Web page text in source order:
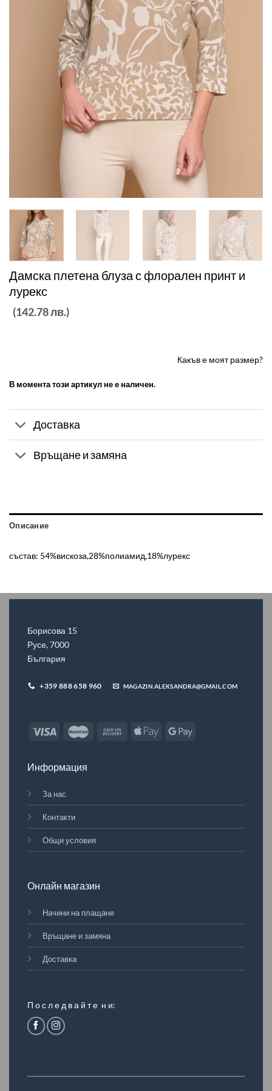
Дамска плетена блуза с флорален принт и
лурекс
(142.78 лв.)
Какъв е моятразмер?
В момента този артикул не е наличен.
Доставка
Връщане и замяна
Описание
състав: 54%вискоза,28%полиамид,18%лурекс
Борисова 15
Русе, 7000
България
+359 888 658 960 MAGAZIN.ALEKSANDRA@GMAIL.COM
Информация
За нас
Контакти
Общи условия
Онлайн магазин
Начини на плащане
Връщане и замяна
Доставка
П о с л е д в а й т е н и: